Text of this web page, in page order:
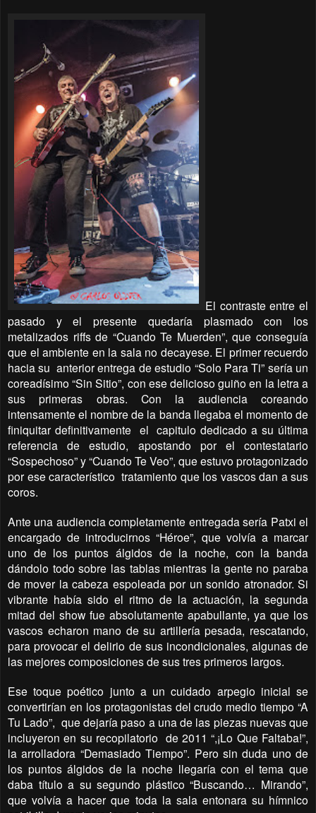
El contraste entre el
pasado y el presente quedaría plasmado con los
metalizados riffs de “Cuando Te Muerden”, que conseguía
que el ambiente en la sala no decayese. El primer recuerdo
hacia su anterior entrega de estudio “Solo Para Ti” sería un
coreadísimo “Sin Sitio”, con ese delicioso guiño en la letra a
sus primeras obras. Con la audiencia coreando
intensamente el nombre de la banda llegaba el momento de
finiquitar definitivamente el capitulo dedicado a su última
referencia de estudio, apostando por el contestatario
“Sospechoso” y “Cuando Te Veo”, que estuvo protagonizado
por ese característico tratamiento que los vascos dan a sus
coros.
Ante una audiencia completamente entregada sería Patxi el
encargado de introducirnos “Héroe”, que volvía a marcar
uno de los puntos álgidos de la noche, con la banda
dándolo todo sobre las tablas mientras la gente no paraba
de mover la cabeza espoleada por un sonido atronador. Si
vibrante había sido el ritmo de la actuación, la segunda
mitad del show fue absolutamente apabullante, ya que los
vascos echaron mano de su artillería pesada, rescatando,
para provocar el delirio de sus incondicionales, algunas de
las mejores composiciones de sus tres primeros largos.
Ese toque poético junto a un cuidado arpegio inicial se
convertirían en los protagonistas del crudo medio tiempo “A
Tu Lado”, que dejaría paso a una de las piezas nuevas que
incluyeron en su recopilatorio de 2011 “,¡Lo Que Faltaba!”,
la arrolladora “Demasiado Tiempo”. Pero sin duda uno de
los puntos álgidos de la noche llegaría con el tema que
daba título a su segundo plástico “Buscando… Mirando”,
que volvía a hacer que toda la sala entonara su hímnico